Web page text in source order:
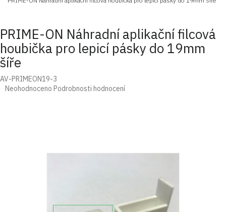
PRIME-ON Náhradní aplikační filcová
houbička pro lepicí pásky do 19mm
šíře
AV-PRIMEON19-3
Průměrné
Neohodnoceno Podrobnosti hodnocení